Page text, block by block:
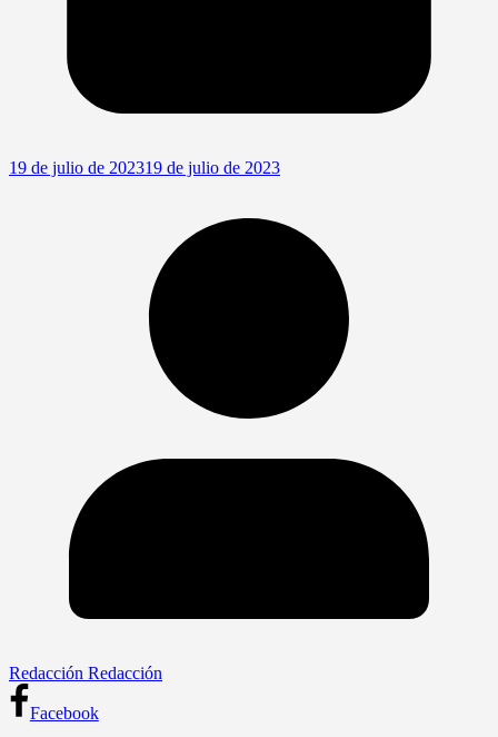
19 de julio de 202319 de julio de 2023
Redacción Redacción
Facebook